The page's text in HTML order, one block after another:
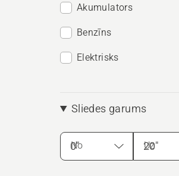
Akumulators
Benzīns
Elektrisks
Sliedes garums
No Uz